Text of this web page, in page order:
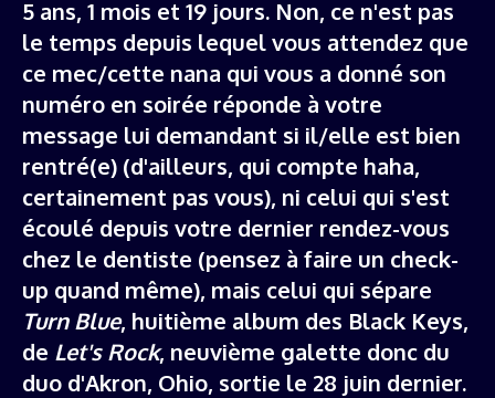
5 ans, 1 mois et 19 jours. Non, ce n'est pas
le temps depuis lequel vous attendez que
ce mec/cette nana qui vous a donné son
numéro en soirée réponde à votre
message lui demandant si il/elle est bien
rentré(e) (d'ailleurs, qui compte haha,
certainement pas vous), ni celui qui s'est
écoulé depuis votre dernier rendez-vous
chez le dentiste (pensez à faire un check-
up quand même), mais celui qui sépare
Turn Blue, huitième album des Black Keys,
de Let's Rock, neuvième galette donc du
duo d'Akron, Ohio, sortie le 28 juin dernier.